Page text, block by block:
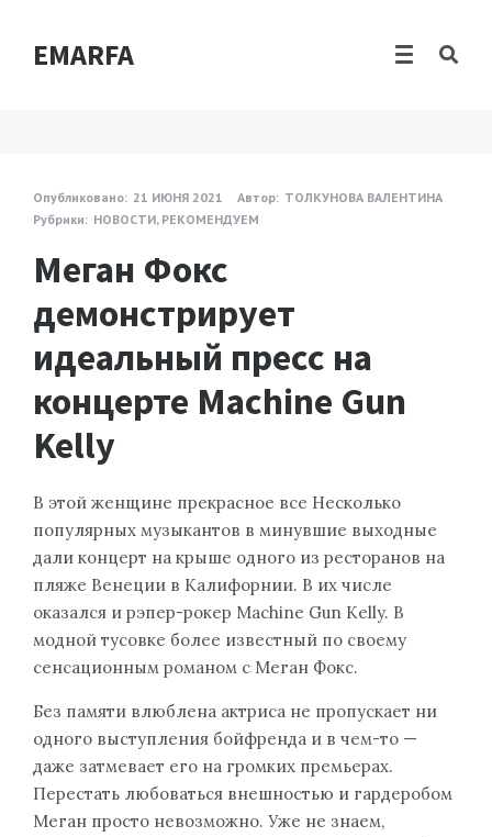
EMARFA
Опубликовано: 21 ИЮНЯ 2021 Автор: ТОЛКУНОВА ВАЛЕНТИНА
Рубрики: НОВОСТИ, РЕКОМЕНДУЕМ
Меган Фокс
демонстрирует
идеальный пресс на
концерте Machine Gun
Kelly
В этой женщине прекрасное все Несколько
популярных музыкантов в минувшие выходные
дали концерт на крыше одного из ресторанов на
пляже Венеции в Калифорнии. В их числе
оказался и рэпер-рокер Machine Gun Kelly. В
модной тусовке более известный по своему
сенсационным романом с Меган Фокс.
Без памяти влюблена актриса не пропускает ни
одного выступления бойфренда и в чем-то —
даже затмевает его на громких премьерах.
Перестать любоваться внешностью и гардеробом
Меган просто невозможно. Уже не знаем,